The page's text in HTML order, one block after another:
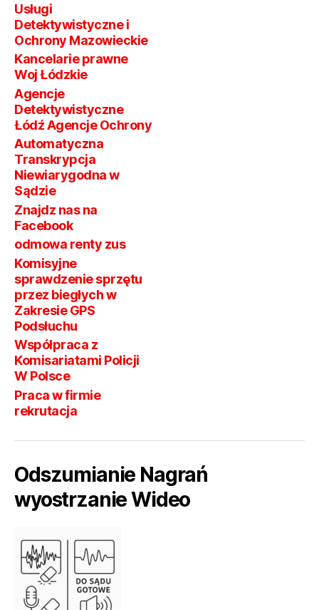
Usługi
Detektywistyczne i
Ochrony Mazowieckie
Kancelarie prawne
Woj Łódzkie
Agencje
Detektywistyczne
Łódź Agencje Ochrony
Automatyczna
Transkrypcja
Niewiarygodna w
Sądzie
Znajdz nas na
Facebook
odmowa renty zus
Komisyjne
sprawdzenie sprzętu
przez biegłych w
Zakresie GPS
Podsłuchu
Współpraca z
Komisariatami Policji
W Polsce
Praca w firmie
rekrutacja
Odszumianie Nagrań
wyostrzanie Wideo